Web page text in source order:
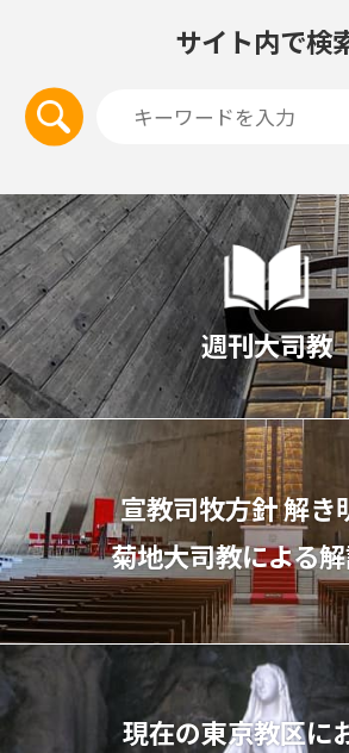
サイト内で検
週刊大司教
宣教司牧⽅針 解き
菊地⼤司教による
現在の東京教区に